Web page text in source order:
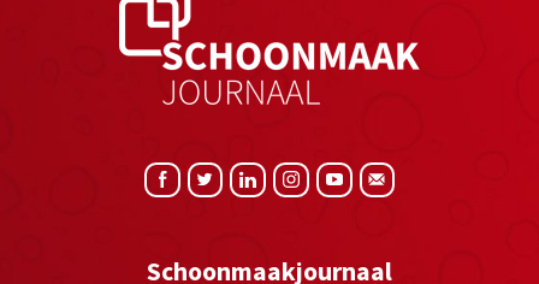
Schoonmaakjournaal